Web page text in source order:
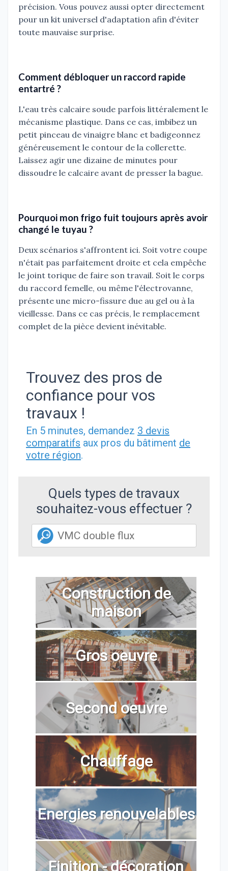
précision. Vous pouvez aussi opter directement
pour un kit universel d'adaptation afin d'éviter
toute mauvaise surprise.
Comment débloquer un raccord rapide
entartré ?
L'eau très calcaire soude parfois littéralement le
mécanisme plastique. Dans ce cas, imbibez un
petit pinceau de vinaigre blanc et badigeonnez
généreusement le contour de la collerette.
Laissez agir une dizaine de minutes pour
dissoudre le calcaire avant de presser la bague.
Pourquoi mon frigo fuit toujours après avoir
changé le tuyau ?
Deux scénarios s'affrontent ici. Soit votre coupe
n'était pas parfaitement droite et cela empêche
le joint torique de faire son travail. Soit le corps
du raccord femelle, ou même l'électrovanne,
présente une micro-fissure due au gel ou à la
vieillesse. Dans ce cas précis, le remplacement
complet de la pièce devient inévitable.
Trouvez des pros de
confiance pour vos
travaux !
En 5 minutes, demandez 3 devis
comparatifs aux pros du bâtiment de
votre région.
Quels types de travaux
souhaitez-vous effectuer ?
Construction de
maison
Gros oeuvre
Second oeuvre
Chauffage
Energies renouvelables
Finition - décoration